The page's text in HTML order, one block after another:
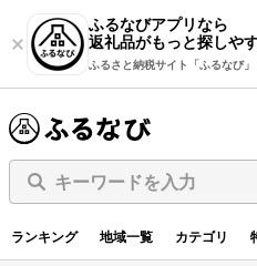
ふるなびアプリなら
返礼品がもっと探しや
ふるさと納税サイト「ふるなび」
キーワードを入力
ランキング 地域一覧 カテゴリ